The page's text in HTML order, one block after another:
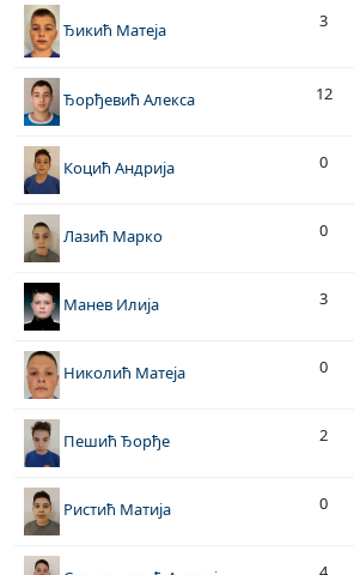
Ђикић Матеја 3
Ђорђевић Алекса 12
Коцић Андрија 0
Лазић Марко 0
Манев Илија 3
Николић Матеја 0
Пешић Ђорђе 2
Ристић Матија 0